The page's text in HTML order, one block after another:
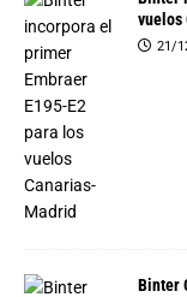
vuelos
21/
Binter